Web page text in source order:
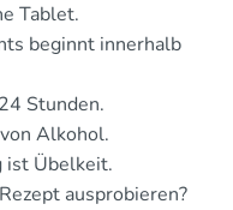
Tablet.
beginnt innerhalb
Stunden.
Alkohol.
ist Übelkeit.
ausprobieren?